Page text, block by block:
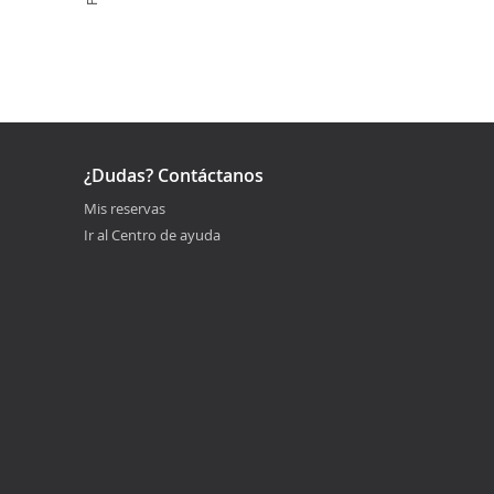
¿Dudas? Contáctanos
Mis reservas
Ir al Centro de ayuda